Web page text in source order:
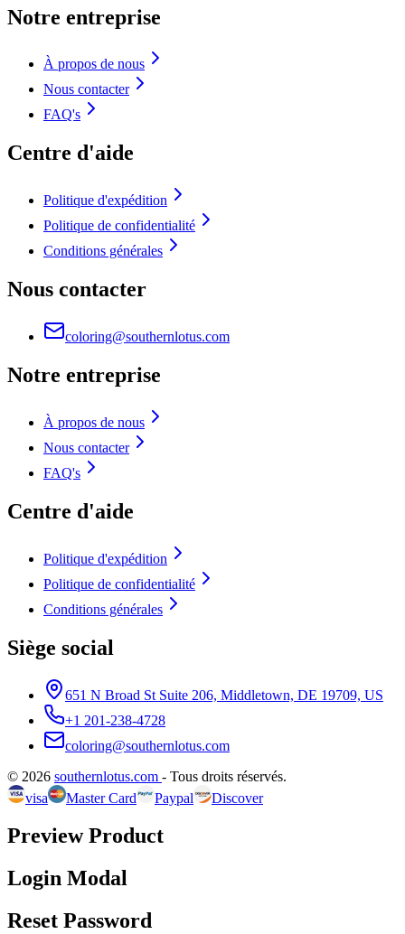
Notre entreprise
À propos de nous
Nous contacter
FAQ's
Centre d'aide
Politique d'expédition
Politique de confidentialité
Conditions générales
Nous contacter
coloring@southernlotus.com
Notre entreprise
À propos de nous
Nous contacter
FAQ's
Centre d'aide
Politique d'expédition
Politique de confidentialité
Conditions générales
Siège social
651 N Broad St Suite 206, Middletown, DE 19709, US
+1 201-238-4728
coloring@southernlotus.com
© 2026 southernlotus.com - Tous droits réservés.
visa
Master Card Paypal Discover
Preview Product
Login Modal
Reset Password